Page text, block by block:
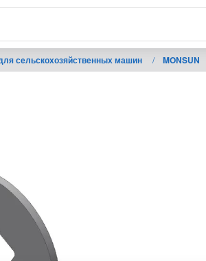
сельскохозяйственных машин / MONSUN